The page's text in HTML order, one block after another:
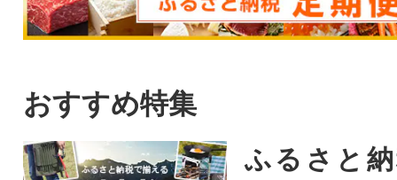
おすすめ特集
ふるさと